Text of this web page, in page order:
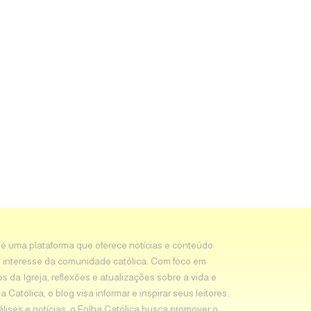
uma plataforma que oferece notícias e conteúdo
da comunidade católica. Com foco em
da Igreja, reflexões e atualizações sobre a vida e
Católica, o blog visa informar e inspirar seus leitores.
e notícias, o Folha Católica busca promover o